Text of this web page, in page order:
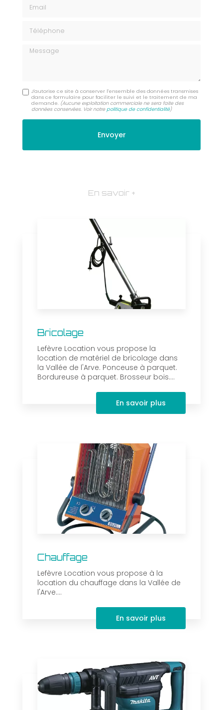
Message
J'autorise ce site à conserver l'ensemble des données transmises
dans ce formulaire pour faciliter le suivi et le traitement de ma
demande. (Aucune exploitation commerciale ne sera faite des
données conservées. Voir notrepolitique de confidentialité)
En savoir +
Bricolage
Lefèvre Location vous propose la
location de matériel de bricolage dans
la Vallée de l'Arve. Ponceuse à parquet.
Bordureuse à parquet. Brosseur bois....
En savoir plus
Chauffage
Lefèvre Location vous propose à la
location du chauffage dans la Vallée de
l'Arve....
En savoir plus